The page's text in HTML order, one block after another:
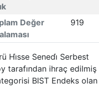
Değer
919
Hi̇sse Senedi̇ Serbest
tarafından ihraç edilmiş
BIST Endeks olan